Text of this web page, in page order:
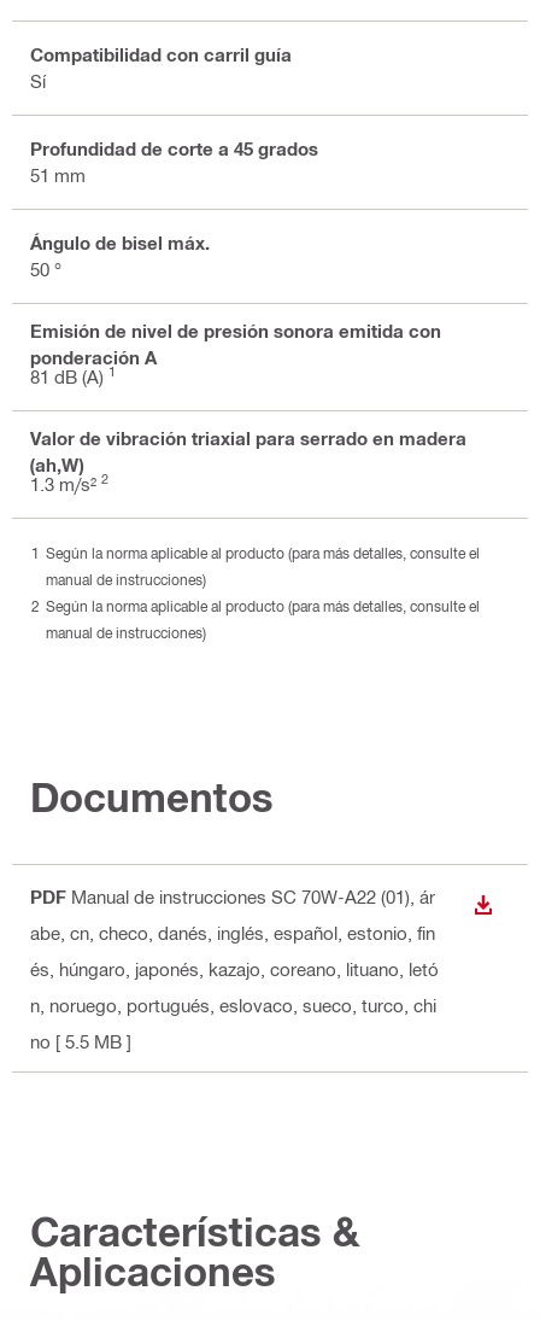
Compatibilidad con carril guía
Sí
Profundidad de corte a 45 grados
51 mm
Ángulo de bisel máx.
50 °
Emisión de nivel de presión sonora emitida con
ponderación A
81 dB (A) 1
Valor de vibración triaxial para serrado en madera
(ah,W)
1.3 m/s² 2
Según la norma aplicable al producto (para más detalles, consulte el
manual de instrucciones)
Según la norma aplicable al producto (para más detalles, consulte el
manual de instrucciones)
Documentos
PDF Manual de instrucciones SC 70W-A22 (01) , ár
abe, cn, checo, danés, inglés, español, estonio, fin
és, húngaro, japonés, kazajo, coreano, lituano, letó
n, noruego, portugués, eslovaco, sueco, turco, chi
no [ 5.5 MB ]
Características &
Aplicaciones